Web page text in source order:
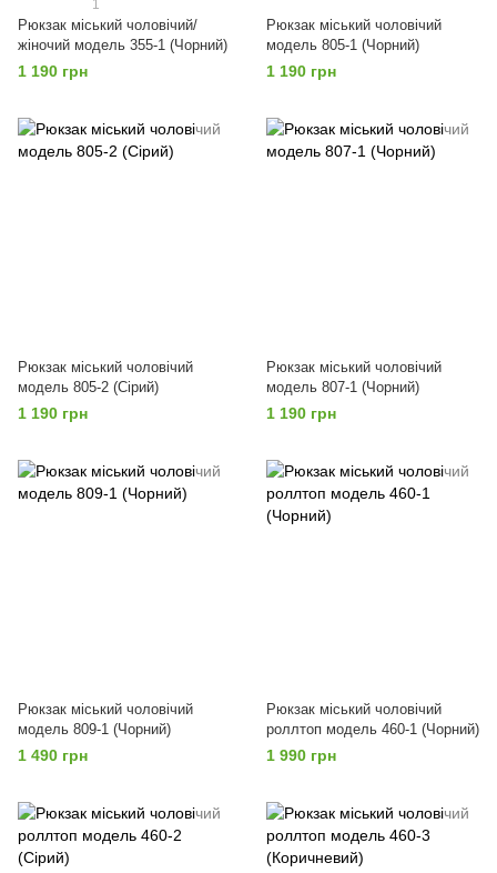
1
Рюкзак міський чоловічий/
жіночий модель 355-1 (Чорний)
1 190 грн
Рюкзак міський чоловічий
модель 805-1 (Чорний)
1 190 грн
Рюкзак міський чоловічий
модель 805-2 (Сірий)
1 190 грн
Рюкзак міський чоловічий
модель 807-1 (Чорний)
1 190 грн
Рюкзак міський чоловічий
модель 809-1 (Чорний)
1 490 грн
Рюкзак міський чоловічий
роллтоп модель 460-1 (Чорний)
1 990 грн